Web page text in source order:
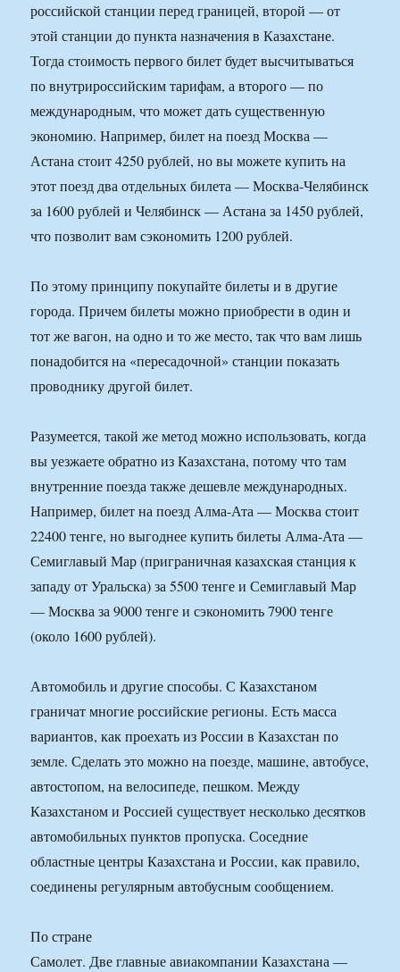
российской станции перед границей, второй — от
этой станции до пункта назначения в Казахстане.
Тогда стоимость первого билет будет высчитываться
по внутрироссийским тарифам, а второго — по
международным, что может дать существенную
экономию. Например, билет на поезд Москва —
Астана стоит 4250 рублей, но вы можете купить на
этот поезд два отдельных билета — Москва-Челябинск
за 1600 рублей и Челябинск — Астана за 1450 рублей,
что позволит вам сэкономить 1200 рублей.
По этому принципу покупайте билеты и в другие
города. Причем билеты можно приобрести в один и
тот же вагон, на одно и то же место, так что вам лишь
понадобится на «пересадочной» станции показать
проводнику другой билет.
Разумеется, такой же метод можно использовать, когда
вы уезжаете обратно из Казахстана, потому что там
внутренние поезда также дешевле международных.
Например, билет на поезд Алма-Ата — Москва стоит
22400 тенге, но выгоднее купить билеты Алма-Ата —
Семиглавый Мар (приграничная казахская станция к
западу от Уральска) за 5500 тенге и Семиглавый Мар
— Москва за 9000 тенге и сэкономить 7900 тенге
(около 1600 рублей).
Автомобиль и другие способы. С Казахстаном
граничат многие российские регионы. Есть масса
вариантов, как проехать из России в Казахстан по
земле. Сделать это можно на поезде, машине, автобусе,
автостопом, на велосипеде, пешком. Между
Казахстаном и Россией существует несколько десятков
автомобильных пунктов пропуска. Соседние
областные центры Казахстана и России, как правило,
соединены регулярным автобусным сообщением.
По стране
Самолет. Две главные авиакомпании Казахстана —